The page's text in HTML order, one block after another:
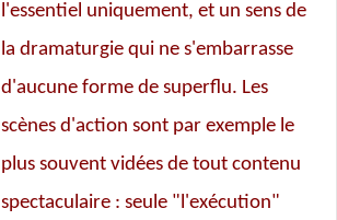
l'essentiel uniquement, et un sens de
la dramaturgie qui ne s'embarrasse
d'aucune forme de superflu. Les
scènes d'action sont par exemple le
plus souvent vidées de tout contenu
spectaculaire : seule "l'exécution"